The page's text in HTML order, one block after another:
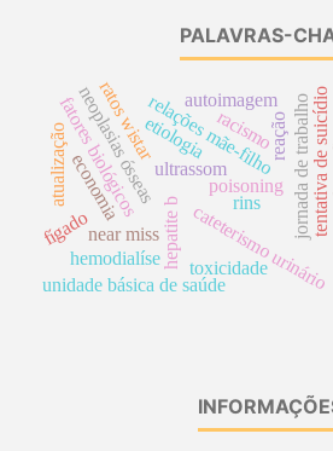
PALAVRAS-
hepatite b
neoplasias ósseas poisoning
ultrassom
cateterismo urinário
near miss jornada de trabalho
relações mãe-filho
unidade básica de saúde
autoimagem
fatores biológicos
economia tentativa de suicídio
reação
hemodialíse toxicidade
ratos wistar
fígado
rins
racismo
atualização etiologia